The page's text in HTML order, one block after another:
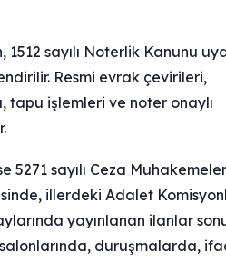
sayılı Noterlik Kanunu
Resmi evrak çevirileri,
tapu işlemleri ve noter onaylı
5271 sayılı Ceza
illerdeki Adalet
yayınlanan ilanlar
salonlarında, duruşmalarda,